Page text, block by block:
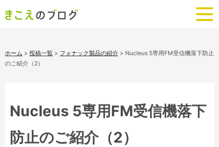
ホーム > 投稿一覧 > フォナック製品の紹介 > Nucleus 5専用FM受信機落下防止
のご紹介（2）
Nucleus 5専用FM受信機落下
防止のご紹介（2）